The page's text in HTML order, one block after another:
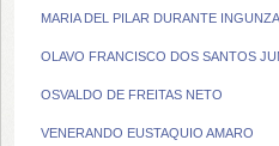
MARIA DEL PILAR DURANTE INGUNZA
OLAVO FRANCISCO DOS SANTOS
OSVALDO DE FREITAS NETO
VENERANDO EUSTAQUIO AMARO